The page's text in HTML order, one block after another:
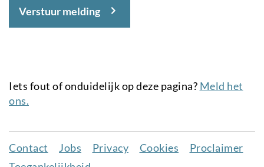
Verstuur melding
Iets fout of onduidelijk op deze pagina? Meld het
ons.
Juridisch
Contact Jobs Privacy Cookies
Proclaimer